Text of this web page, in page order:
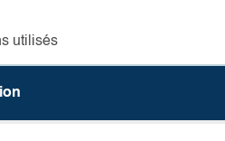
utilisés